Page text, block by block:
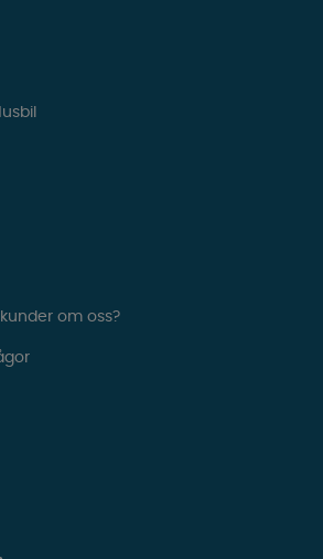
om oss?